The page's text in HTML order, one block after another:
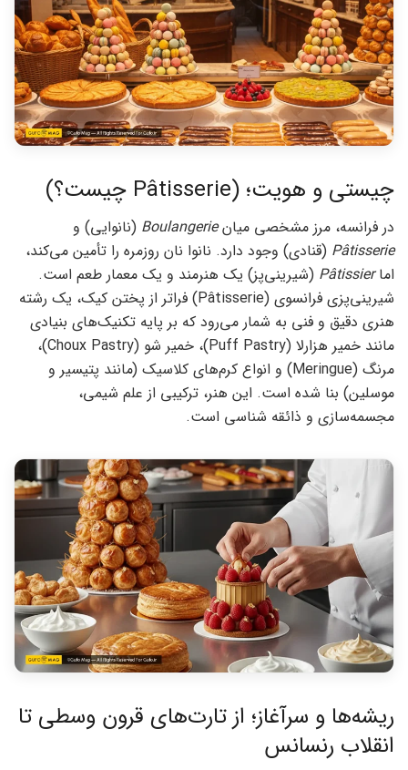
چیستی و هویت؛ (Pâtisserie چیست؟)
در فرانسه، مرز مشخصی میانBoulangerie (نانوایی) و
Pâtisserie (قنادی) وجود دارد. نانوا نان روزمره را تأمین می‌کند،
اماPâtissier (شیرینی‌پز) یک هنرمند و یک معمار طعم است.
شیرینی‌پزی فرانسوی (Pâtisserie) فراتر از پختن کیک، یک رشته
هنری دقیق و فنی به شمار می‌رود که بر پایه تکنیک‌های بنیادی
مانند خمیر هزارلا (Puff Pastry)، خمیر شو (Choux Pastry)،
مرنگ (Meringue) و انواع کرم‌های کلاسیک (مانند پتیسیر و
موسلین) بنا شده است. این هنر، ترکیبی از علم شیمی،
مجسمه‌سازی و ذائقه شناسی است.
ریشه‌ها و سرآغاز؛ از تارت‌های قرون وسطی تا
انقلاب رنسانس